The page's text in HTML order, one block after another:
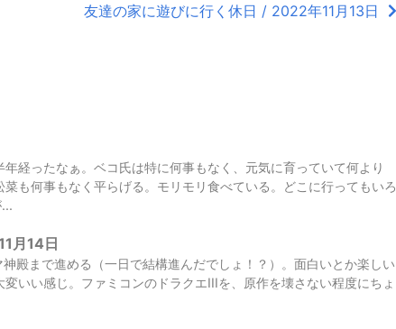
友達の家に遊びに行く休日 / 2022年11月13日
経ったなぁ。ベコ氏は特に何事もなく、元気に育っていて何より
も何事もなく平らげる。モリモリ食べている。どこに行ってもいろ
月14日
殿まで進める（一日で結構進んだでしょ！？）。面白いとか楽しい
いい感じ。ファミコンのドラクエIIIを、原作を壊さない程度にちょ